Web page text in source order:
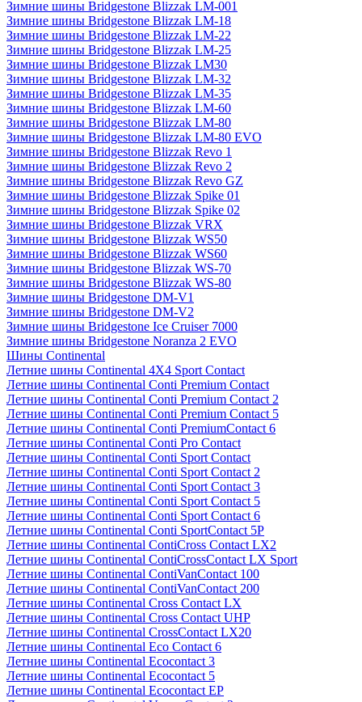
Зимние шины Bridgestone Blizzak LM-001
Зимние шины Bridgestone Blizzak LM-18
Зимние шины Bridgestone Blizzak LM-22
Зимние шины Bridgestone Blizzak LM-25
Зимние шины Bridgestone Blizzak LM30
Зимние шины Bridgestone Blizzak LM-32
Зимние шины Bridgestone Blizzak LM-35
Зимние шины Bridgestone Blizzak LM-60
Зимние шины Bridgestone Blizzak LM-80
Зимние шины Bridgestone Blizzak LM-80 EVO
Зимние шины Bridgestone Blizzak Revo 1
Зимние шины Bridgestone Blizzak Revo 2
Зимние шины Bridgestone Blizzak Revo GZ
Зимние шины Bridgestone Blizzak Spike 01
Зимние шины Bridgestone Blizzak Spike 02
Зимние шины Bridgestone Blizzak VRX
Зимние шины Bridgestone Blizzak WS50
Зимние шины Bridgestone Blizzak WS60
Зимние шины Bridgestone Blizzak WS-70
Зимние шины Bridgestone Blizzak WS-80
Зимние шины Bridgestone DM-V1
Зимние шины Bridgestone DM-V2
Зимние шины Bridgestone Ice Cruiser 7000
Зимние шины Bridgestone Noranza 2 EVO
Шины Continental
Летние шины Continental 4X4 Sport Contact
Летние шины Continental Conti Premium Contact
Летние шины Continental Conti Premium Contact 2
Летние шины Continental Conti Premium Contact 5
Летние шины Continental Conti PremiumContact 6
Летние шины Continental Conti Pro Contact
Летние шины Continental Conti Sport Contact
Летние шины Continental Conti Sport Contact 2
Летние шины Continental Conti Sport Contact 3
Летние шины Continental Conti Sport Contact 5
Летние шины Continental Conti Sport Contact 6
Летние шины Continental Conti SportContact 5P
Летние шины Continental ContiCross Contact LX2
Летние шины Continental ContiCrossContact LX Sport
Летние шины Continental ContiVanContact 100
Летние шины Continental ContiVanContact 200
Летние шины Continental Cross Contact LX
Летние шины Continental Cross Contact UHP
Летние шины Continental CrossContact LX20
Летние шины Continental Eco Contact 6
Летние шины Continental Ecocontact 3
Летние шины Continental Ecocontact 5
Летние шины Continental Ecocontact EP